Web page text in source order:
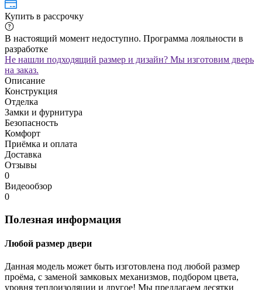
Купить в рассрочку
В настоящий момент недоступно. Программа лояльности в
разработке
Не нашли подходящий размер и дизайн? Мы изготовим дверь
на заказ.
Описание
Конструкция
Отделка
Замки и фурнитура
Безопасность
Комфорт
Приёмка и оплата
Доставка
Отзывы
0
Видеообзор
0
Полезная информация
Любой размер двери
Данная модель может быть изготовлена под любой размер
проёма, с заменой замковых механизмов, подбором цвета,
уровня теплоизоляции и другое! Мы предлагаем десятки